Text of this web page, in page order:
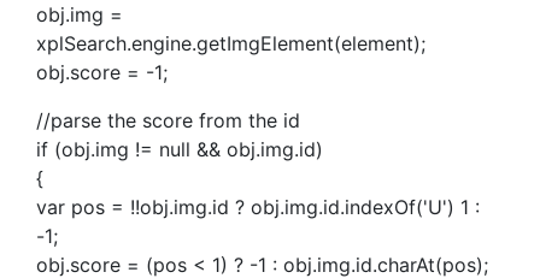
obj.img =
xplSearch.engine.getImgElement(element);
obj.score = -1;
//parse the score from the id
if (obj.img != null && obj.img.id)
{
var pos = !!obj.img.id ? obj.img.id.indexOf('U') 1 :
-1;
obj.score = (pos < 1) ? -1 : obj.img.id.charAt(pos);